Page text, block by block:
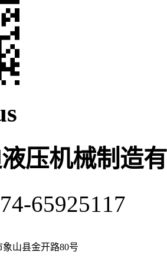
压机械制造
65925117
山县金开路80号